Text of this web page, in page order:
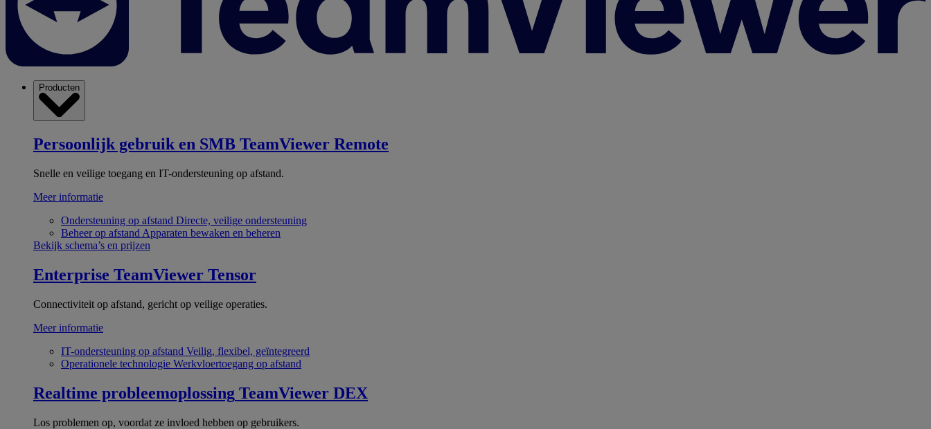
Producten
Persoonlijk gebruik en SMB TeamViewer Remote
Snelle en veilige toegang en IT-ondersteuning op afstand.
Meer informatie
Ondersteuning op afstand Directe, veilige ondersteuning
Beheer op afstand Apparaten bewaken en beheren
Bekijk schema’s en prijzen
Enterprise TeamViewer Tensor
Connectiviteit op afstand, gericht op veilige operaties.
Meer informatie
IT-ondersteuning op afstand Veilig, flexibel, geïntegreerd
Operationele technologie Werkvloertoegang op afstand
Realtime probleemoplossing TeamViewer DEX
Los problemen op, voordat ze invloed hebben op gebruikers.